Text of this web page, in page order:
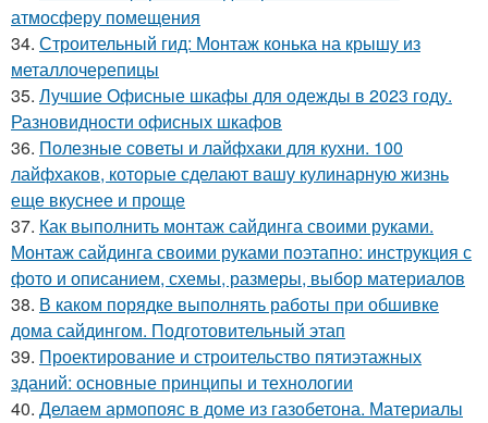
атмосферу помещения
34. Строительный гид: Монтаж конька на крышу из
металлочерепицы
35. Лучшие Офисные шкафы для одежды в 2023 году.
Разновидности офисных шкафов
36. Полезные советы и лайфхаки для кухни. 100
лайфхаков, которые сделают вашу кулинарную жизнь
еще вкуснее и проще
37. Как выполнить монтаж сайдинга своими руками.
Монтаж сайдинга своими руками поэтапно: инструкция с
фото и описанием, схемы, размеры, выбор материалов
38. В каком порядке выполнять работы при обшивке
дома сайдингом. Подготовительный этап
39. Проектирование и строительство пятиэтажных
зданий: основные принципы и технологии
40. Делаем армопояс в доме из газобетона. Материалы